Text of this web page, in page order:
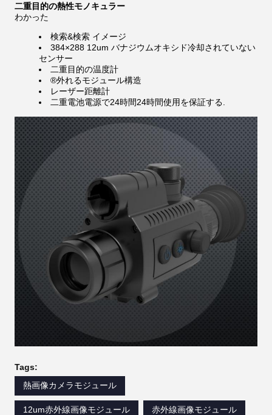
二重目的の熱性モノキュラー
わかった
検索&検索 イメージ
384×288 12um バナジウムオキシド冷却されていない
センサー
二重目的の温度計
®外れるモジュール構造
レーザー距離計
二重電池電源で24時間24時間使用を保証する.
Tags:
熱画像カメラモジュール
12um赤外線画像モジュール 赤外線画像モジュール